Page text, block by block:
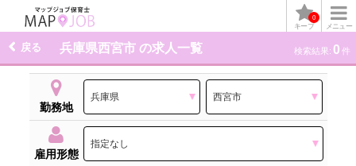
メニュー
キープ
0
兵庫県西宮市 の求人一覧
戻る 検索結果: 0 件
勤務地
雇用形態